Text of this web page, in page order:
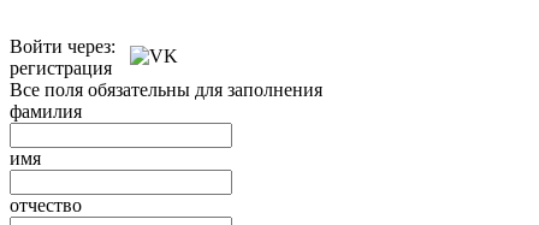
Войти через:
регистрация
Все поля обязательны для заполнения
фамилия
имя
отчество